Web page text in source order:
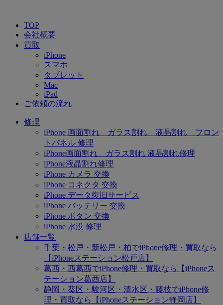
TOP
会社概要
買取
iPhone
スマホ
タブレット
Mac
iPad
ご依頼の流れ
修理
iPhone 画面割れ ガラス割れ 液晶割れ フロン
トパネル 修理
iPhone画面割れ ガラス割れ 液晶割れ修理
iPhone液晶割れ修理
iPhone カメラ 交換
iPhone コネクタ 交換
iPhone データ復旧サービス
iPhone バッテリー 交換
iPhone ボタン 交換
iPhone 水没 修理
店舗一覧
千葉・松戸・新松戸・柏でiPhone修理・買取なら
【iPhoneステーション松戸店】
葛西・西葛西でiPhone修理・買取なら【iPhoneス
テーション葛西店】
静岡・葵区・駿河区・清水区・藤枝でiPhone修
理・買取なら【iPhoneステーション静岡店】